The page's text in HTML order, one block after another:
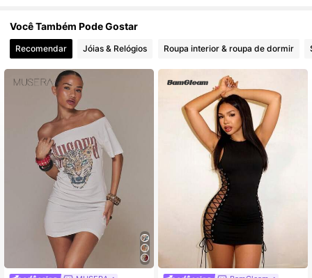
4,85 139K Seguidores
4,85
4,85 139K Seguidores
4,85 139K Seguidores
4,85 139K Seguidores
Você Também Pode Gostar
Recomendar Jóias & Relógios Roupa interior & roupa de dormir